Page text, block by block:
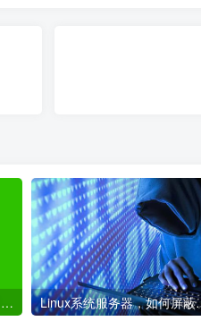
利用代码检测微信单删好友 不会打扰到对方 Linux系统服务器